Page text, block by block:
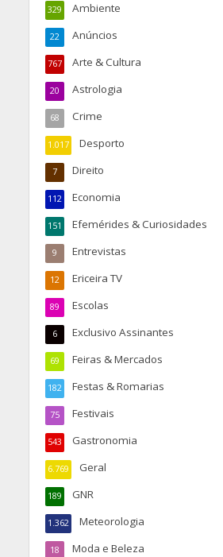
Ambiente
329
Anúncios
22
Arte & Cultura
767
Astrologia
20
Crime
68
Desporto
1.017
Direito
7
Economia
112
Efemérides & Curiosidades
151
Entrevistas
9
Ericeira TV
12
Escolas
89
Exclusivo Assinantes
6
Feiras & Mercados
69
Festas & Romarias
182
Festivais
75
Gastronomia
543
Geral
6.769
GNR
189
Meteorologia
1.362
Moda e Beleza
18